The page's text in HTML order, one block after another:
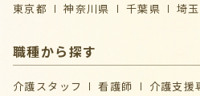
東京都 神奈川県 千葉県 埼
職種から探す
介護スタッフ 看護師 介護支援